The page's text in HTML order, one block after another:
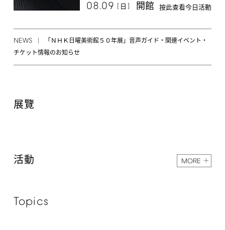
08.09 [ 日 ] 開館 按此查看今日活動
NEWS
「ＮＨＫ日曜美術館５０年展」音声ガイド・関連イベント・
チケット情報のお知らせ
展覽
活動 MORE
Topics